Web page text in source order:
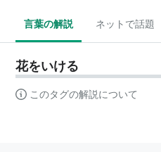
言葉の解説 ネットで話題
花をいける
このタグの解説について